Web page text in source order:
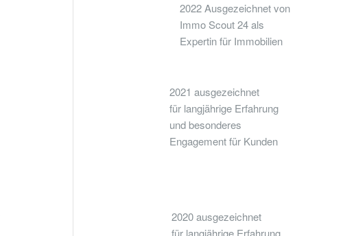
2022 Ausgezeichnet von
Immo Scout 24 als
Expertin für Immobilien
2021 ausgezeichnet
für langjährige Erfahrung
und besonderes
Engagement für Kunden
2020 ausgezeichnet
für langjährige Erfahrung